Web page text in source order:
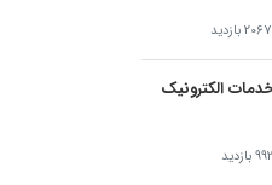
بازدید
الکترونیک